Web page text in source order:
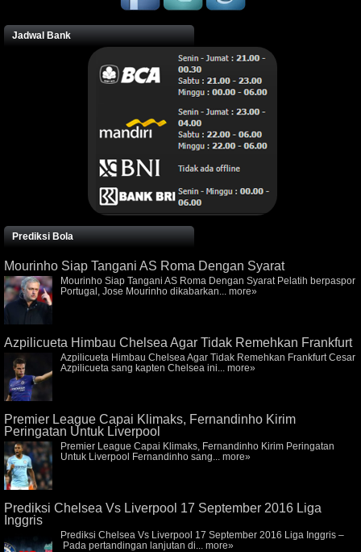
Jadwal Bank
Prediksi Bola
Mourinho Siap Tangani AS Roma Dengan Syarat
Mourinho Siap Tangani AS Roma Dengan Syarat Pelatih berpaspor
Portugal, Jose Mourinho dikabarkan... more»
Azpilicueta Himbau Chelsea Agar Tidak Remehkan Frankfurt
Azpilicueta Himbau Chelsea Agar Tidak Remehkan Frankfurt Cesar
Azpilicueta sang kapten Chelsea ini... more»
Premier League Capai Klimaks, Fernandinho Kirim
Peringatan Untuk Liverpool
Premier League Capai Klimaks, Fernandinho Kirim Peringatan
Untuk Liverpool Fernandinho sang... more»
Prediksi Chelsea Vs Liverpool 17 September 2016 Liga
Inggris
Prediksi Chelsea Vs Liverpool 17 September 2016 Liga Inggris –
Pada pertandingan lanjutan di... more»